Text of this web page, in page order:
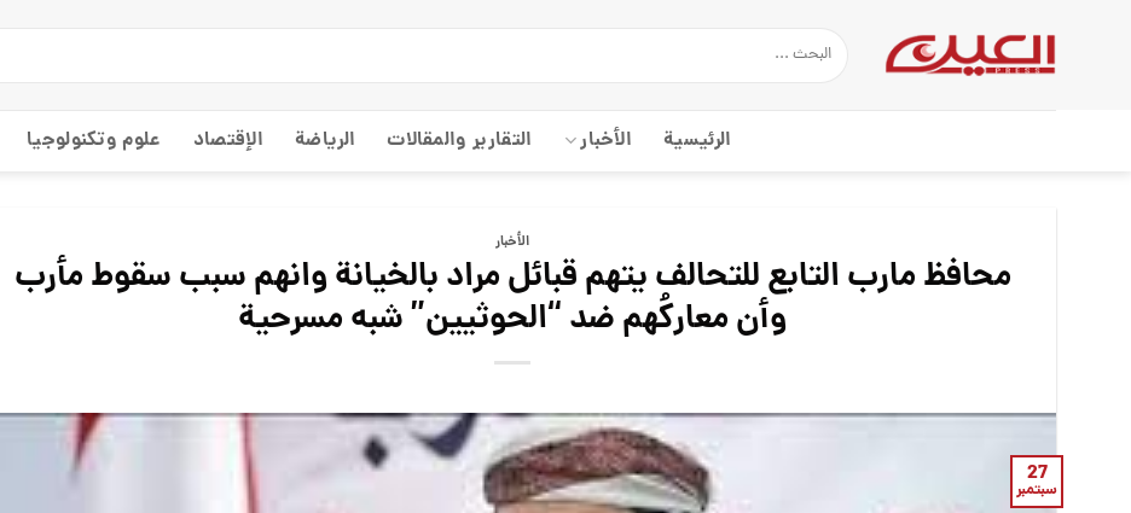
الرئيسية الأخبار التقارير والمقالات الریاضة الإقتصاد علوم وتكنولوجيا
الأخبار
محافظ مارب التابع للتحالف يتهم قبائل مراد بالخيانة وانهم سبب سقوط مأرب
وأن معاركُهم ضد “الحوثيين” شبه مسرحية
27
سبتمبر